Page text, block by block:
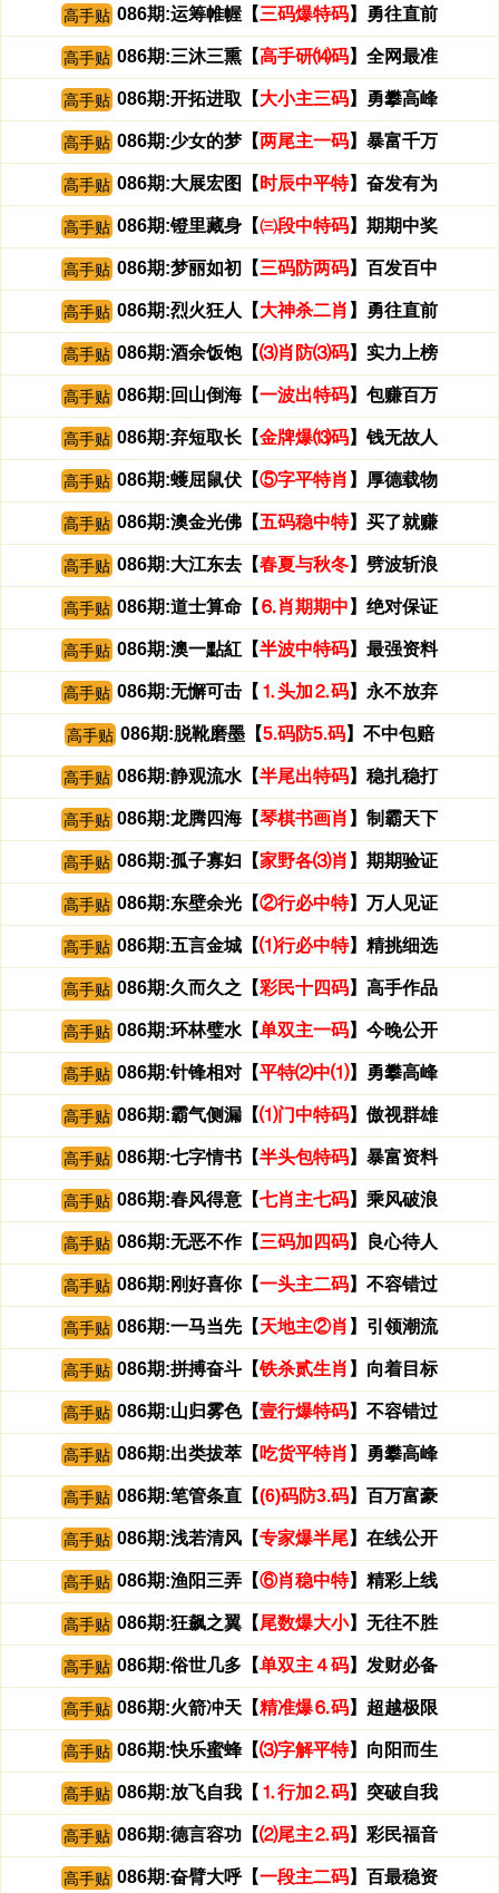
高手贴 086期:运筹帷幄【三码爆特码】勇往直前
高手贴 086期:三沐三熏【高手研⒁码】全网最准
高手贴 086期:开拓进取【大小主三码】勇攀高峰
高手贴 086期:少女的梦【两尾主一码】暴富千万
高手贴 086期:大展宏图【 时辰中平特】奋发有为
高手贴 086期:镫里藏身【㈢段中特码】期期中奖
高手贴 086期:梦丽如初【三码防两码】百发百中
高手贴 086期:烈火狂人【大神杀二肖 】勇往直前
高手贴 086期:酒余饭饱【⑶肖防⑶码】实力上榜
高手贴 086期:回山倒海【一波出特码】包赚百万
高手贴 086期:弃短取长【金牌爆⒀码】钱无故人
高手贴 086期:蠖屈鼠伏【⑤字平特肖 】厚德载物
高手贴 086期:澳金光佛【五码稳中特】买了就赚
高手贴 086期:大江东去【春夏与秋冬】劈波斩浪
高手贴 086期:道士算命【 ⒍肖期期中 】绝对保证
高手贴 086期:澳一點紅【半波中特码】最强资料
高手贴 086期:无懈可击【 ⒈头加⒉码】永不放弃
高手贴 086期:脱靴磨墨【5.码防5.码】不中包赔
高手贴 086期:静观流水【半尾出特码】稳扎稳打
高手贴 086期:龙腾四海【琴棋书画肖 】制霸天下
高手贴 086期:孤子寡妇【家野各⑶肖 】期期验证
高手贴 086期:东壁余光【②行必中特】万人见证
高手贴 086期:五言金城【⑴行必中特】精挑细选
高手贴 086期:久而久之【彩民十四码】高手作品
高手贴 086期:环林璧水【单双主一码】今晚公开
高手贴 086期:针锋相对【平特⑵中⑴】勇攀高峰
高手贴 086期:霸气侧漏【⑴门中特码】傲视群雄
高手贴 086期:七字情书【半头包特码】暴富资料
高手贴 086期:春风得意【七肖主七码】乘风破浪
高手贴 086期:无恶不作【三码加四码】良心待人
高手贴 086期:刚好喜你【一头主二码】不容错过
高手贴 086期:一马当先【天地主②肖 】引领潮流
高手贴 086期:拼搏奋斗【铁杀贰生肖 】向着目标
高手贴 086期:山归雾色【壹行爆特码】不容错过
高手贴 086期:出类拔萃【 吃货平特肖 】勇攀高峰
高手贴 086期:笔管条直【(6)码防3.码】百万富豪
高手贴 086期:浅若清风【专家爆半尾】在线公开
高手贴 086期:渔阳三弄【⑥肖稳中特】精彩上线
高手贴 086期:狂飙之翼【尾数爆大小】无往不胜
高手贴 086期:俗世几多【单双主４码】发财必备
高手贴 086期:火箭冲天【精准爆⒍码】超越极限
高手贴 086期:快乐蜜蜂【⑶字解平特】向阳而生
高手贴 086期:放飞自我【 ⒈行加⒉码】突破自我
高手贴 086期:德言容功【⑵尾主⒉码】彩民福音
高手贴 086期:奋臂大呼【一段主二码】百最稳资